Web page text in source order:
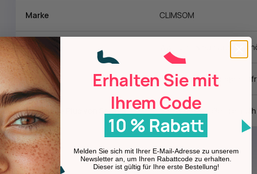
Marke CLIMSOM
Typologie Wohlfühl- &
Vorteile Lindert Hitzewallungen.
Das kleine Plus von Soraya Eine große Größe, die
Erhalten Sie mit
Ihrem Code
10 % Rabatt
Melden Sie sich mit Ihrer E-Mail-Adresse zu unserem
Newsletter an, um Ihren Rabattcode zu erhalten.
Dieser ist gültig für Ihre erste Bestellung!